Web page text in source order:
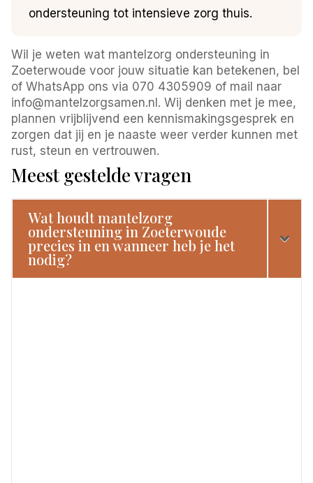
ondersteuning tot intensieve zorg thuis.
Wil je weten wat mantelzorg ondersteuning in
Zoeterwoude voor jouw situatie kan betekenen, bel
of WhatsApp ons via 070 4305909 of mail naar
info@mantelzorgsamen.nl. Wij denken met je mee,
plannen vrijblijvend een kennismakingsgesprek en
zorgen dat jij en je naaste weer verder kunnen met
rust, steun en vertrouwen.
Meest gestelde vragen
Wat houdt mantelzorg
ondersteuning in Zoeterwoude
precies in en wanneer heb je het
nodig?